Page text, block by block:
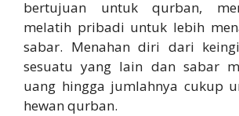
bertujuan untuk qurban,
melatih pribadi untuk lebih
sabar. Menahan diri dari
sesuatu yang lain dan sabar
uang hingga jumlahnya cukup
hewan qurban.